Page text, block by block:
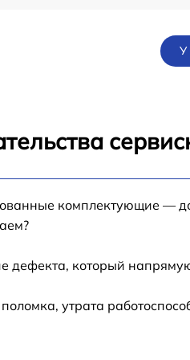
У
комплектующие —
дефекта, который
утрата